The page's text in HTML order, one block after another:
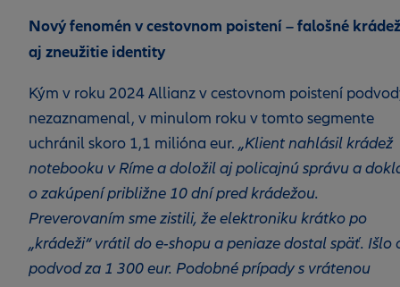
Nový fenomén v cestovnom poistení – falošné
aj zneužitie identity
Kým v roku 2024 Allianz v cestovnom poistení
nezaznamenal, v minulom roku v tomto segmente
uchránil skoro 1,1 milióna eur. „Klient nahlásil krádež
notebooku v Ríme a doložil aj policajnú správu a
o zakúpení približne 10 dní pred krádežou.
Preverovaním sme zistili, že elektroniku krátko po
„krádeži“ vrátil do e‑shopu a peniaze dostal späť. Išlo
podvod za 1 300 eur. Podobné prípady s vrátenou